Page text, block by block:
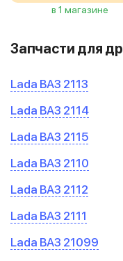
в 1 магазине
Запчасти для
Lada ВАЗ 2113
Lada ВАЗ 2114
Lada ВАЗ 2115
Lada ВАЗ 2110
Lada ВАЗ 2112
Lada ВАЗ 2111
Lada ВАЗ 21099